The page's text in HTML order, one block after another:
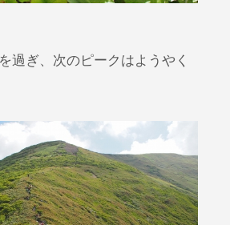
過ぎ、次のピークはようやく